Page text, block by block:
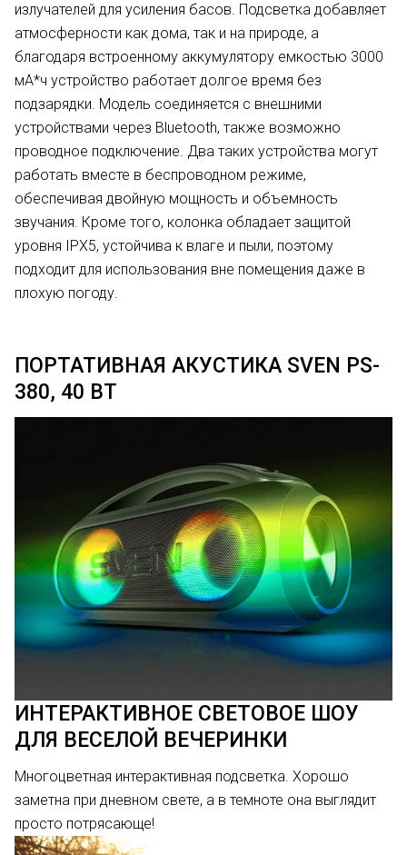
излучателей для усиления басов. Подсветка добавляет
атмосферности как дома, так и на природе, а
благодаря встроенному аккумулятору емкостью 3000
мА*ч устройство работает долгое время без
подзарядки. Модель соединяется с внешними
устройствами через Bluetooth, также возможно
проводное подключение. Два таких устройства могут
работать вместе в беспроводном режиме,
обеспечивая двойную мощность и объемность
звучания. Кроме того, колонка обладает защитой
уровня IPX5, устойчива к влаге и пыли, поэтому
подходит для использования вне помещения даже в
плохую погоду.
ПОРТАТИВНАЯ АКУСТИКА SVEN PS-
380, 40 ВТ
ИНТЕРАКТИВНОЕ СВЕТОВОЕ ШОУ
ДЛЯ ВЕСЕЛОЙ ВЕЧЕРИНКИ
Многоцветная интерактивная подсветка. Хорошо
заметна при дневном свете, а в темноте она выглядит
просто потрясающе!